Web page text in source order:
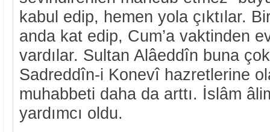
kabul edip, hemen yola çıktılar.
anda kat edip, Cum’a vaktinden
vardılar. Sultan Alâeddîn buna
Sadreddîn-i Konevî hazretlerine
muhabbeti daha da arttı. İslâm
yardımcı oldu.